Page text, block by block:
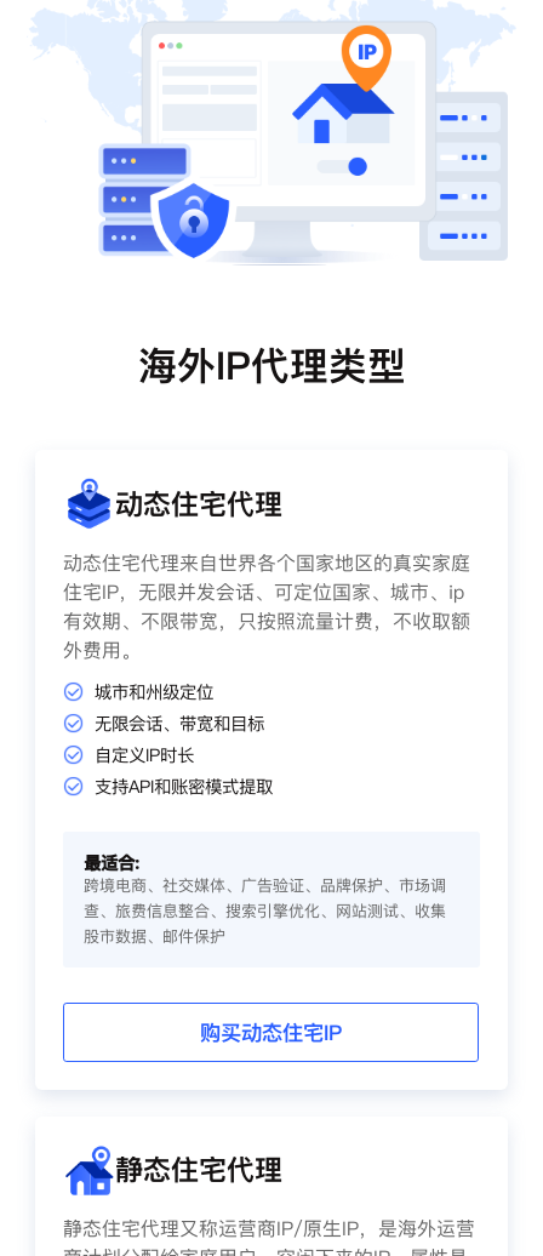
海外IP代理类型
动态住宅代理
动态住宅代理来自世界各个国家地区的真实家庭
住宅IP，无限并发会话、可定位国家、城市、ip
有效期、不限带宽，只按照流量计费，不收取额
外费用。
城市和州级定位
无限会话、带宽和目标
自定义IP时长
支持API和账密模式提取
最适合:
跨境电商、社交媒体、广告验证、品牌保护、市场调
查、旅费信息整合、搜索引擎优化、网站测试、收集
股市数据、邮件保护
购买动态住宅IP
静态住宅代理
静态住宅代理又称运营商IP/原生IP，是海外运营